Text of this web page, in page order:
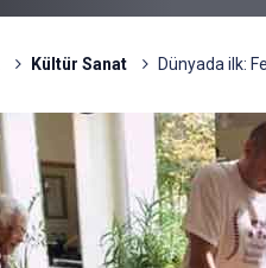
Kültür Sanat Dünyada ilk: